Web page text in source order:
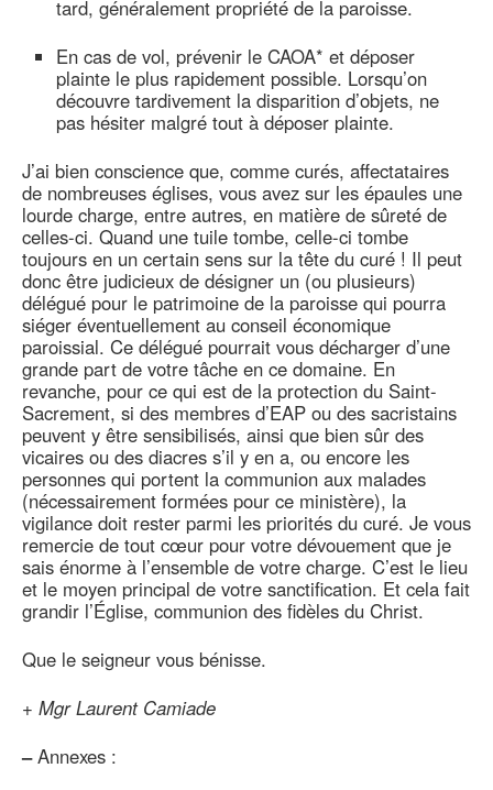
tard, généralement propriété de la paroisse.
En cas de vol, prévenir le CAOA* et déposer
plainte le plus rapidement possible. Lorsqu’on
découvre tardivement la disparition d’objets, ne
pas hésiter malgré tout à déposer plainte.
J’ai bien conscience que, comme curés, affectataires
de nombreuses églises, vous avez sur les épaules une
lourde charge, entre autres, en matière de sûreté de
celles-ci. Quand une tuile tombe, celle-ci tombe
toujours en un certain sens sur la tête du curé ! Il peut
donc être judicieux de désigner un (ou plusieurs)
délégué pour le patrimoine de la paroisse qui pourra
siéger éventuellement au conseil économique
paroissial. Ce délégué pourrait vous décharger d’une
grande part de votre tâche en ce domaine. En
revanche, pour ce qui est de la protection du Saint-
Sacrement, si des membres d’EAP ou des sacristains
peuvent y être sensibilisés, ainsi que bien sûr des
vicaires ou des diacres s’il y en a, ou encore les
personnes qui portent la communion aux malades
(nécessairement formées pour ce ministère), la
vigilance doit rester parmi les priorités du curé. Je vous
remercie de tout cœur pour votre dévouement que je
sais énorme à l’ensemble de votre charge. C’est le lieu
et le moyen principal de votre sanctification. Et cela fait
grandir l’Église, communion des fidèles du Christ.
Que le seigneur vous bénisse.
+ Mgr Laurent Camiade
–Annexes :